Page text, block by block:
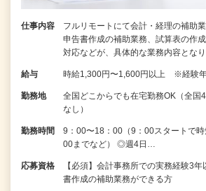
仕事内容
フルリモートにて会計・経理の補助
申告書作成の補助業務、試算表の作
対応などが、具体的な業務内容とな
給与 時給1,300円〜1,600円以上 ※経験
勤務地
全国どこからでも在宅勤務OK（全国
なし）
勤務時間
9：00〜18：00（9：00スタートで
00までなど） ◎週4日…
応募資格
【必須】会計事務所での実務経験3
書作成の補助業務ができる方